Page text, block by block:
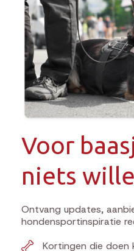
Voor
niets
Ontvang updates,
hondensportinspiratie
Kortingen die doen